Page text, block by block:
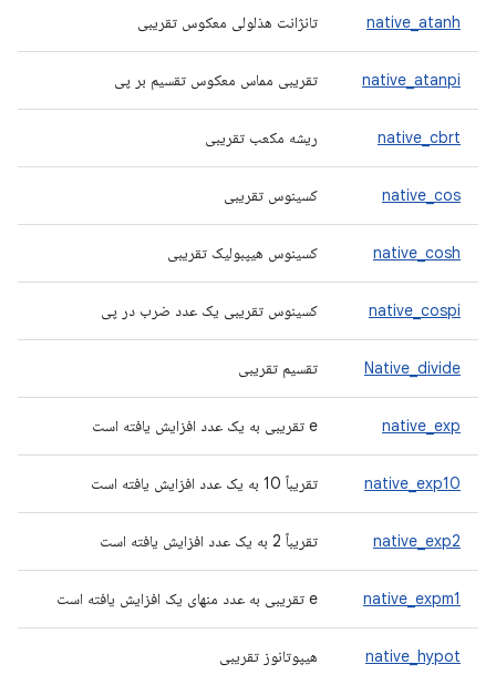
native_atanh تانژانت هذلولی معکوس تقریبی
native_atanpi تقریبی مماس معکوس تقسیم بر پی
native_cbrt ریشه مکعب تقریبی
native_cos کسینوس تقریبی
native_cosh کسینوس هیپبولیک تقریبی
native_cospi کسینوس تقریبی یک عدد ضرب در پی
Native_divide تقسیم تقریبی
native_exp e تقریبی به یک عدد افزایش یافته است
native_exp10 تقریباً 10 به یک عدد افزایش یافته است
native_exp2 تقریباً 2 به یک عدد افزایش یافته است
native_expm1 e تقریبی به عدد منهای یک افزایش یافته است
native_hypot هیپوتانوز تقریبی